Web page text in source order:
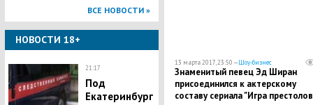
ВСЕ НОВОСТИ »
НОВОСТИ 18+
21:17
Под
Екатеринбург
13 марта 2017, 23:50 —Шоу-бизнес
Знаменитый певец Эд Ширан
присоединился к актерскому
составу сериала "Игра